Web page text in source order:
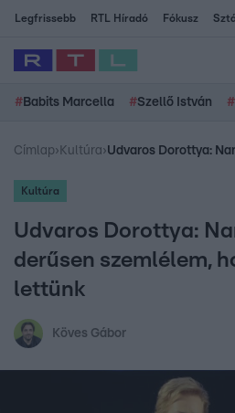
Legfrissebb RTL Híradó Fókusz
# Babits Marcella #Szellő István #
Címlap› Kultúra›
Kultúra
Udvaros Dorottya:
derűsen szemlélem,
lettünk
Köves Gábor